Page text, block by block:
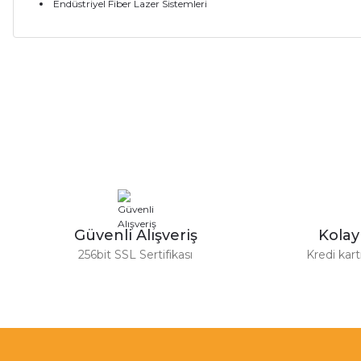
Endüstriyel Fiber Lazer Sistemleri
Ürün fiyatı diğer sitelerden daha pahalı.
Bu ürüne benzer farklı alternatifler olmalı.
Güvenli Alışveriş
256bit SSL Sertifikası Kredi